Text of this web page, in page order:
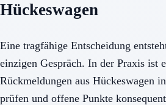
Hückeswagen
Eine tragfähige Entscheidung
einzigen Gespräch. In der Praxis ist
Rückmeldungen aus Hückeswagen
prüfen und offene Punkte